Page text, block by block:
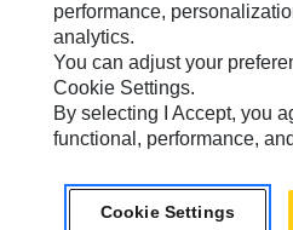
Cookie Settings
Yasal
Gizlilik
Africa, Middle East ‧ Türk© 2026
performance,
analytics.
You can adjust your
Cookie Settings.
By selecting I Accept, you
functional, performance,
Cookie Settings